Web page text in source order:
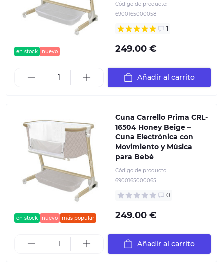
en stock nuevo
Código de producto:
6900165000058
1
249.00 €
Añadir al carrito
en stock nuevo más popular
Cuna Carrello Prima CRL-
16504 Honey Beige –
Cuna Electrónica con
Movimiento y Música
para Bebé
Código de producto:
6900165000065
0
249.00 €
Añadir al carrito